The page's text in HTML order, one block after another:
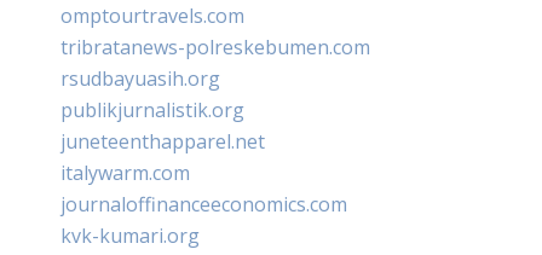
omptourtravels.com
tribratanews-polreskebumen.com
rsudbayuasih.org
publikjurnalistik.org
juneteenthapparel.net
italywarm.com
journaloffinanceeconomics.com
kvk-kumari.org